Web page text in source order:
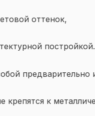
оттенок,
постройкой.
к